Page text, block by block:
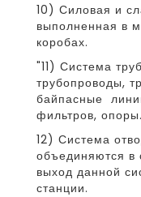
10) Силовая и
выполненная в
коробах.
"11) Система
трубопроводы,
байпасные
фильтров, опоры.
12) Система
объединяются в
выход данной
станции.